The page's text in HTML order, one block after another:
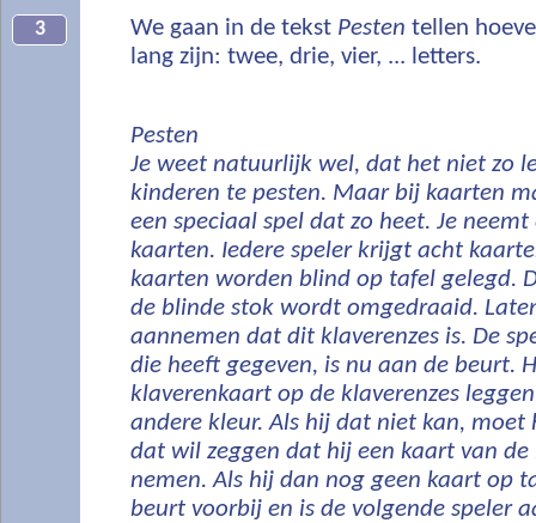
3 We gaan in de tekst Pesten tellen
lang zijn: twee, drie, vier, ... letters.
Pesten
Je weet natuurlijk wel, dat het niet zo
kinderen te pesten. Maar bij kaarten
een speciaal spel dat zo heet. Je
kaarten. Iedere speler krijgt acht
kaarten worden blind op tafel gelegd.
de blinde stok wordt omgedraaid.
aannemen dat dit klaverenzes is. De
die heeft gegeven, is nu aan de beurt.
klaverenkaart op de klaverenzes
andere kleur. Als hij dat niet kan, moet
dat wil zeggen dat hij een kaart van
nemen. Als hij dan nog geen kaart op
beurt voorbij en is de volgende speler